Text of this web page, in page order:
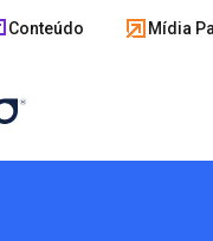
Conteúdo Mídia